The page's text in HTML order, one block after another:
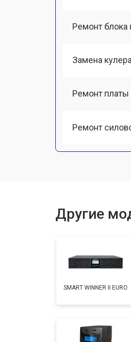
Ремонт блока
Замена кулера
Ремонт платы
Ремонт
Другие
SMART WINNER II EURO